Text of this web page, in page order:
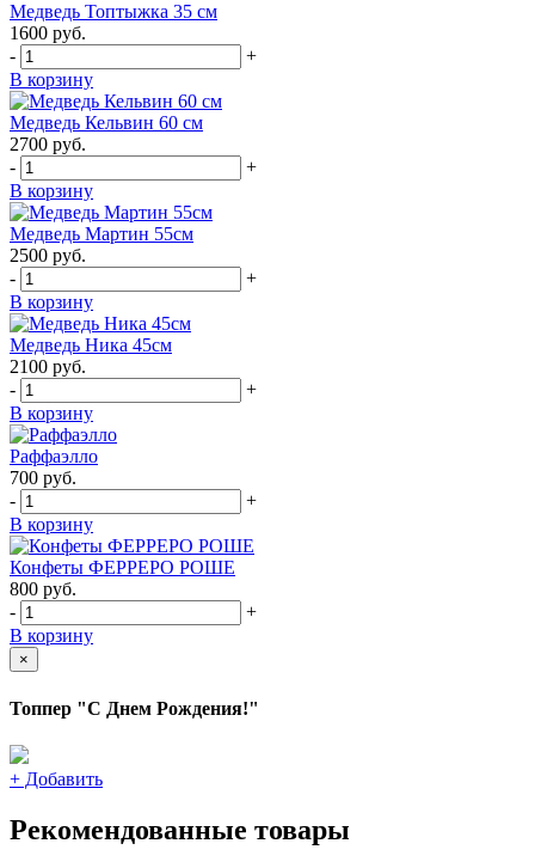
Медведь Топтыжка 35 см
1600 руб.
-
+
В корзину
Медведь Кельвин 60 см
2700 руб.
-
+
В корзину
Медведь Мартин 55см
2500 руб.
-
+
В корзину
Медведь Ника 45см
2100 руб.
-
+
В корзину
Раффаэлло
700 руб.
-
+
В корзину
Конфеты ФЕРРЕРО РОШЕ
800 руб.
-
+
В корзину
×
Топпер "С Днем Рождения!"
+ Добавить
Рекомендованные товары